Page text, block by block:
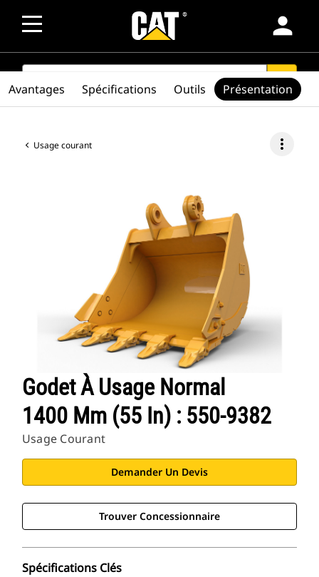
person
SEARCH search
Usage courant more_vert
Godet À Usage Normal
1400 Mm (55 In) : 550-9382
Usage Courant
Demander Un Devis
Trouver Concessionnaire
Spécifications Clés
Avantages Spécifications Outils Présentation